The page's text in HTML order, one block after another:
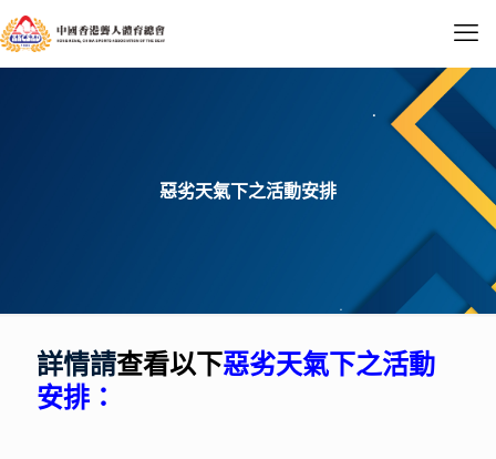
惡劣天氣下之活動安排
詳情請查看以下惡劣天氣下之活動
安排 ：